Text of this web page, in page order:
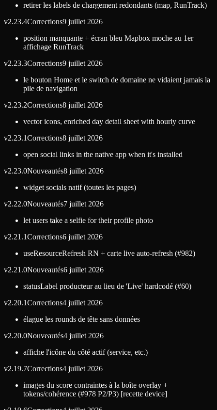
retirer les labels de chargement redondants (map, RunTrack)
v2.23.4Corrections9 juillet 2026
position manquante + écran bleu Mapbox moche au 1er
affichage RunTrack
v2.23.3Corrections9 juillet 2026
le bouton Home et le switch de domaine ne vidaient jamais la
pile de navigation
v2.23.2Corrections8 juillet 2026
vector icons, enriched day detail sheet with hourly curve
v2.23.1Corrections8 juillet 2026
open social links in the native app when it's installed
v2.23.0Nouveautés8 juillet 2026
widget socials natif (toutes les pages)
v2.22.0Nouveautés7 juillet 2026
let users take a selfie for their profile photo
v2.21.1Corrections6 juillet 2026
useResourceRefresh RN + carte live auto-refresh (#982)
v2.21.0Nouveautés6 juillet 2026
statusLabel producteur au lieu de 'Live' hardcodé (#60)
v2.20.1Corrections4 juillet 2026
élague les rounds de tête sans données
v2.20.0Nouveautés4 juillet 2026
affiche l'icône du côté actif (service, etc.)
v2.19.7Corrections4 juillet 2026
images du score contraintes à la boîte overlay +
tokens/cohérence (#978 P2/P3) [recette device]